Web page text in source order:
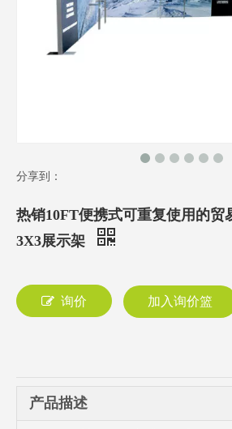
分享到：
热销10FT便携式可重复使用的贸
3X3展示架
询价 加入询价篮
产品描述